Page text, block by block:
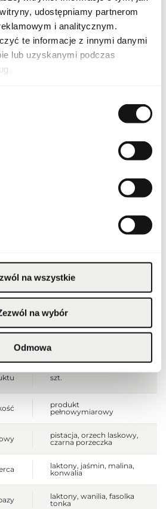
udostępniamy partnerom
i analitycznym.
te informacje z innymi danymi
lub uzyskanymi podczas
na wszystkie
na wybór
Odmowa
Pride Affection
Zjednoczone Emiraty
Arabskie
CN
Produkt łatwopalny.
Trzymać z dala od ognia
chłodnym miejscu. Nie
Wyłącznie do użytku
70
[g] 780
szt.
produkt
pełnowymiarowy
pistacja, orzech laskowy,
czarna porzeczka
laktony, jaśmin, malina,
konwalia
laktony, wanilia, fasolka
tonka